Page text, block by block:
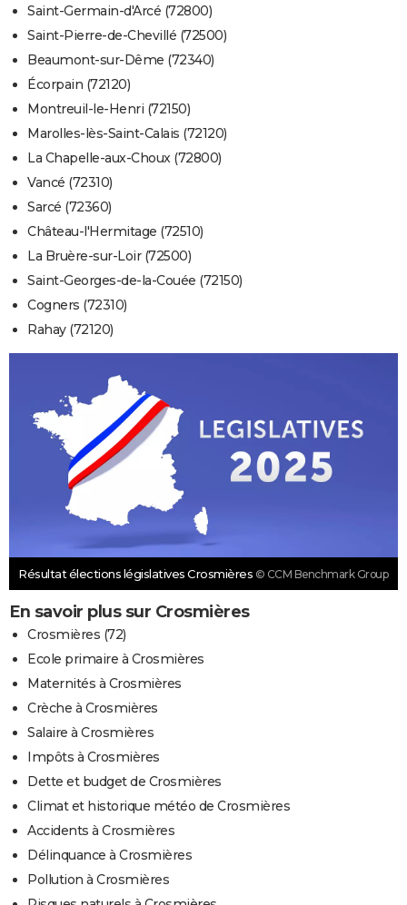
Saint-Germain-d'Arcé (72800)
Saint-Pierre-de-Chevillé (72500)
Beaumont-sur-Dême (72340)
Écorpain (72120)
Montreuil-le-Henri (72150)
Marolles-lès-Saint-Calais (72120)
La Chapelle-aux-Choux (72800)
Vancé (72310)
Sarcé (72360)
Château-l'Hermitage (72510)
La Bruère-sur-Loir (72500)
Saint-Georges-de-la-Couée (72150)
Cogners (72310)
Rahay (72120)
Résultat élections législatives Crosmières © CCM Benchmark Group
En savoir plus sur Crosmières
Crosmières (72)
Ecole primaire à Crosmières
Maternités à Crosmières
Crèche à Crosmières
Salaire à Crosmières
Impôts à Crosmières
Dette et budget de Crosmières
Climat et historique météo de Crosmières
Accidents à Crosmières
Délinquance à Crosmières
Pollution à Crosmières